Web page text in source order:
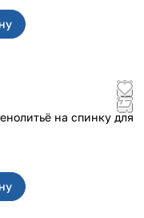
на спинку для